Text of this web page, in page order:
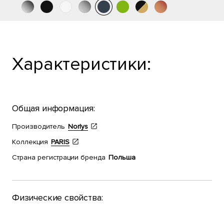
Характеристики:
Общая информация:
Производитель Norlys
Коллекция PARIS
Страна регистрации бренда Польша
Физические свойства: